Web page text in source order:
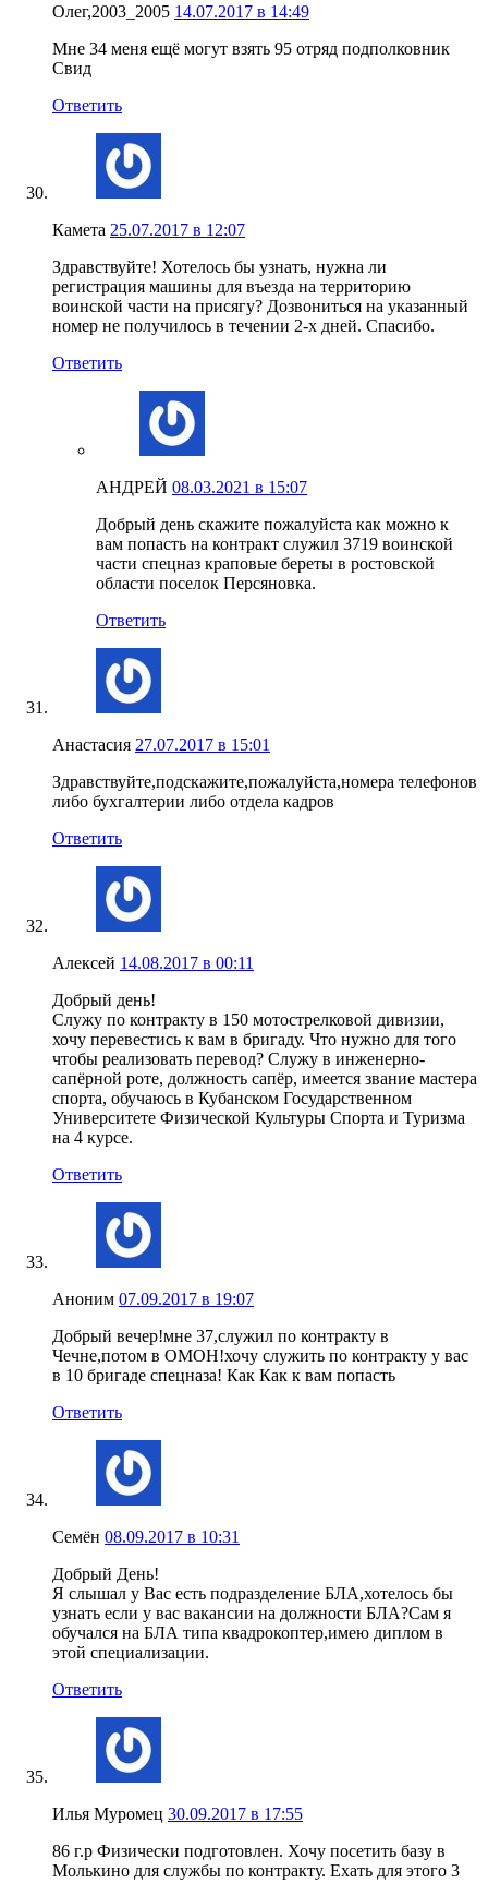
Олег,2003_2005 14.07.2017 в 14:49
Мне 34 меня ещё могут взять 95 отряд подполковник
Свид
Ответить
Камета 25.07.2017 в 12:07
Здравствуйте! Хотелось бы узнать, нужна ли
регистрация машины для въезда на территорию
воинской части на присягу? Дозвониться на указанный
номер не получилось в течении 2-х дней. Спасибо.
Ответить
АНДРЕЙ 08.03.2021 в 15:07
Добрый день скажите пожалуйста как можно к
вам попасть на контракт служил 3719 воинской
части спецназ краповые береты в ростовской
области поселок Персяновка.
Ответить
Анастасия 27.07.2017 в 15:01
Здравствуйте,подскажите,пожалуйста,номера телефонов
либо бухгалтерии либо отдела кадров
Ответить
Алексей 14.08.2017 в 00:11
Добрый день!
Служу по контракту в 150 мотострелковой дивизии,
хочу перевестись к вам в бригаду. Что нужно для того
чтобы реализовать перевод? Служу в инженерно-
сапёрной роте, должность сапёр, имеется звание мастера
спорта, обучаюсь в Кубанском Государственном
Университете Физической Культуры Спорта и Туризма
на 4 курсе.
Ответить
Аноним 07.09.2017 в 19:07
Добрый вечер!мне 37,служил по контракту в
Чечне,потом в ОМОН!хочу служить по контракту у вас
в 10 бригаде спецназа! Как Как к вам попасть
Ответить
Семён 08.09.2017 в 10:31
Добрый День!
Я слышал у Вас есть подразделение БЛА,хотелось бы
узнать если у вас вакансии на должности БЛА?Сам я
обучался на БЛА типа квадрокоптер,имею диплом в
этой специализации.
Ответить
Илья Муромец 30.09.2017 в 17:55
86 г.р Физически подготовлен. Хочу посетить базу в
Молькино для службы по контракту. Ехать для этого 3